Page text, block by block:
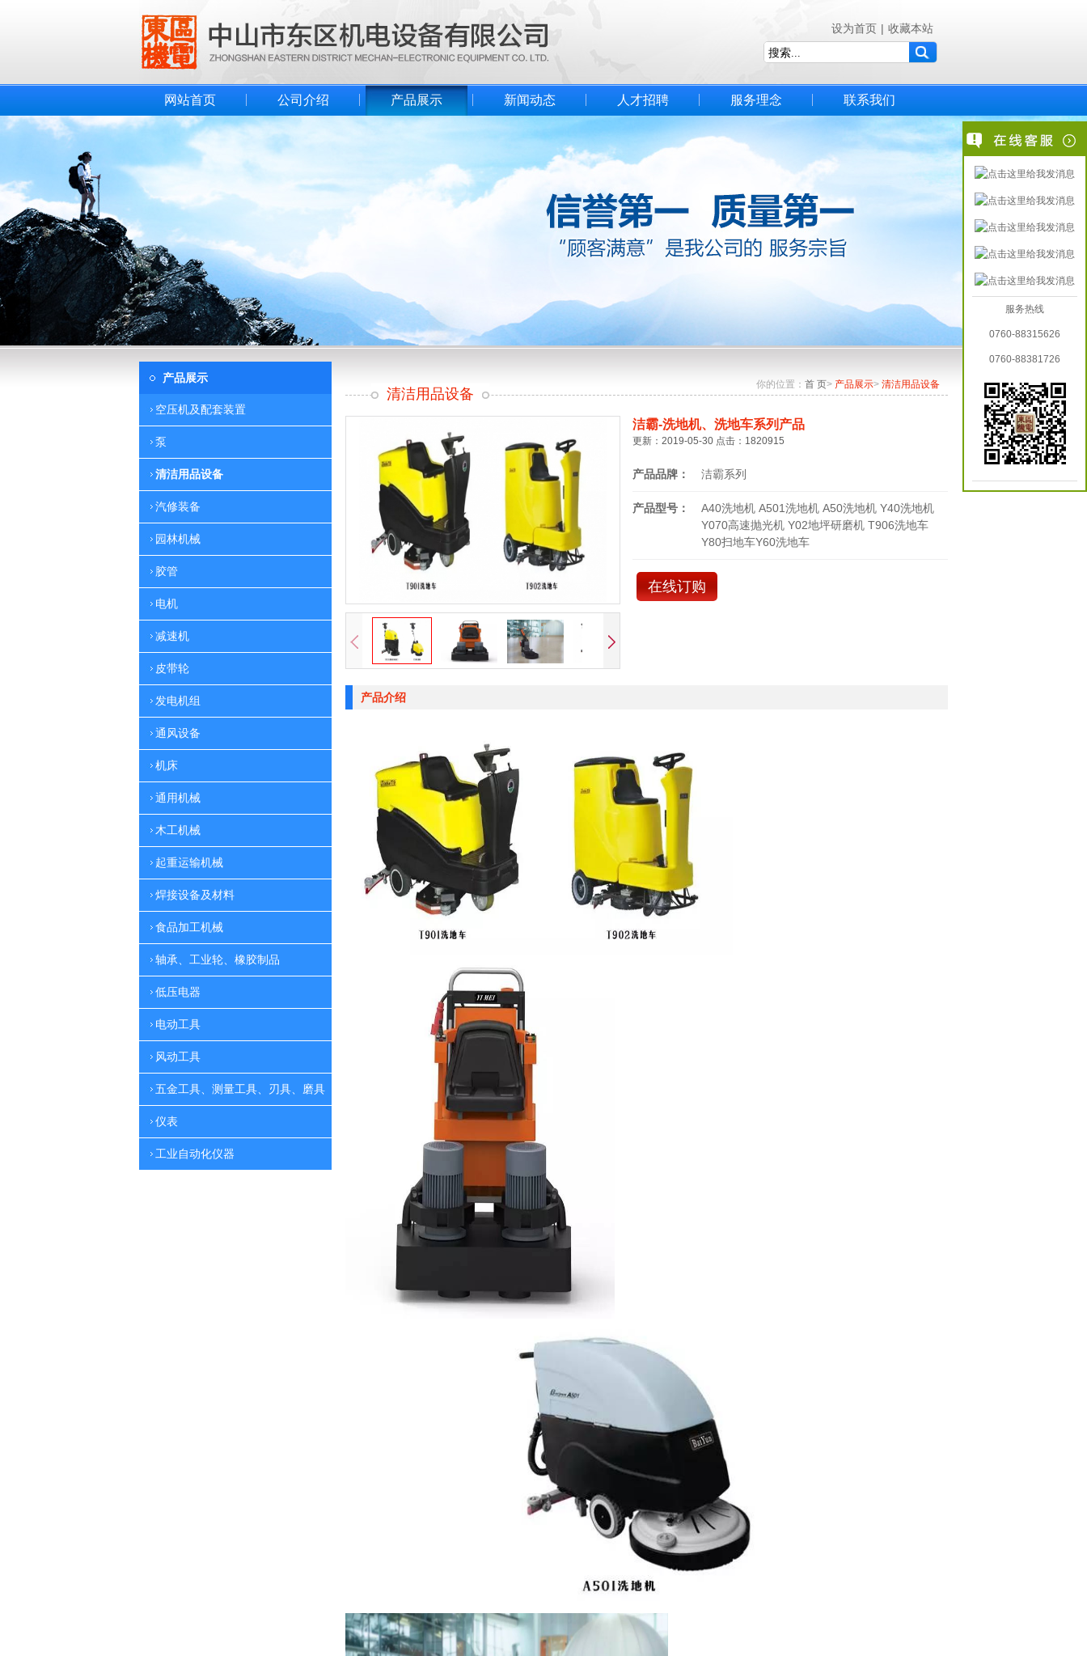
设为首页 | 收藏本站
网站首页 公司介绍 产品展示 新闻动态 人才招聘 服务理念 联系我们
产品展示
空压机及配套装置
泵
清洁用品设备
汽修装备
园林机械
胶管
电机
减速机
皮带轮
发电机组
通风设备
机床
通用机械
木工机械
起重运输机械
焊接设备及材料
食品加工机械
轴承、工业轮、橡胶制品
低压电器
电动工具
风动工具
五金工具、测量工具、刃具、磨具
仪表
工业自动化仪器
你的位置： 首 页> 产品展示> 清洁用品设备
清洁用品设备
洁霸-洗地机、洗地车系列产品
更新：2019-05-30 点击：1820915
产品品牌： 洁霸系列
产品型号：
A40洗地机 A501洗地机 A50洗地机 Y40洗地机
Y070高速抛光机 Y02地坪研磨机 T906洗地车
Y80扫地车Y60洗地车
在线订购
产品介绍
服务热线
0760-88315626
0760-88381726